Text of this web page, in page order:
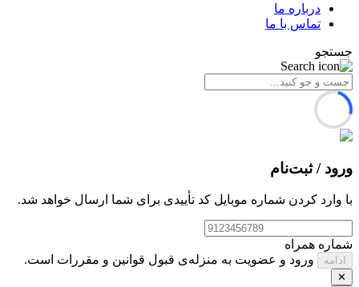
درباره ما
تماس با ما
جستجو
ورود / ثبت‌نام
با وارد کردن شماره موبایل کد تأییدی برای شما ارسال خواهد شد.
شماره همراه
ادامه ورود و عضویت به منزله‌ی قبول قوانین و مقررات است.
✕